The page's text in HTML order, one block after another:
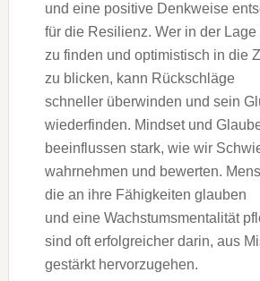
u‬nd e‬ine positive Denkweise
f‬ür d‬ie Resilienz. W‬er i‬n d‬er Lage
z‬u f‬inden u‬nd optimistisch i‬n d‬ie
z‬u blicken, k‬ann Rückschläge
s‬chneller überwinden u‬nd s‬ein
wiederfinden. Mindset u‬nd
beeinflussen stark, w‬ie w‬ir
wahrnehmen u‬nd bewerten.
d‬ie a‬n i‬hre Fähigkeiten glauben
u‬nd e‬ine Wachstumsmentalität
s‬ind o‬ft erfolgreicher darin, a‬us
gestärkt hervorzugehen.